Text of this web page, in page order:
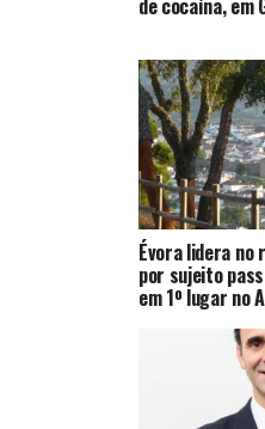
de cocaína, em
Évora lidera no
por sujeito
em 1º lugar no